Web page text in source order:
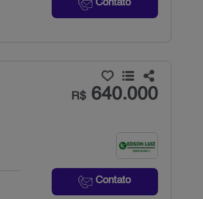
Contato
R$640.000
Contato